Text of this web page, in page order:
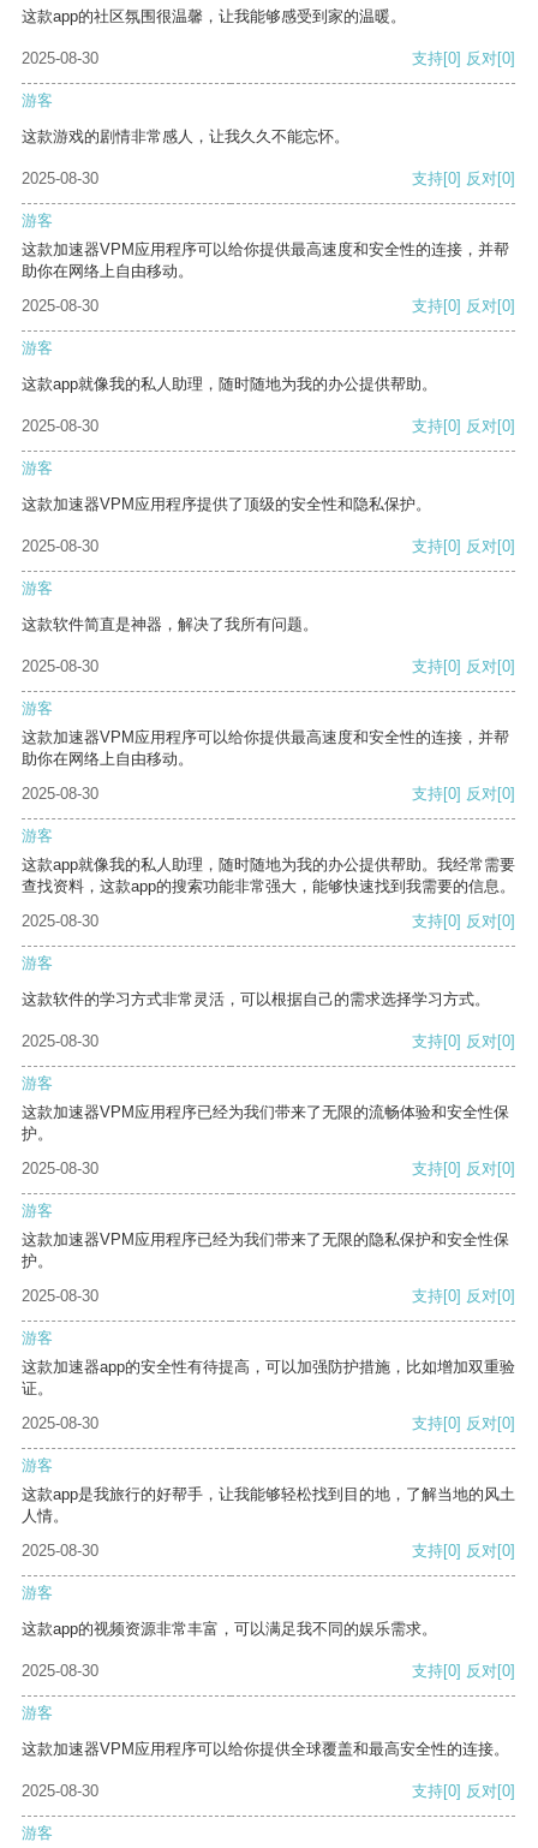
这款app的社区氛围很温馨，让我能够感受到家的温暖。
2025-08-30 支持[0] 反对[0]
游客
这款游戏的剧情非常感人，让我久久不能忘怀。
2025-08-30 支持[0] 反对[0]
游客
这款加速器VPM应用程序可以给你提供最高速度和安全性的连接，并帮
助你在网络上自由移动。
2025-08-30
支持[0] 反对[0]
游客
这款app就像我的私人助理，随时随地为我的办公提供帮助。
2025-08-30 支持[0] 反对[0]
游客
这款加速器VPM应用程序提供了顶级的安全性和隐私保护。
2025-08-30 支持[0] 反对[0]
游客
这款软件简直是神器，解决了我所有问题。
2025-08-30 支持[0] 反对[0]
游客
这款加速器VPM应用程序可以给你提供最高速度和安全性的连接，并帮
助你在网络上自由移动。
2025-08-30
支持[0] 反对[0]
游客
这款app就像我的私人助理，随时随地为我的办公提供帮助。我经常需要
查找资料，这款app的搜索功能非常强大，能够快速找到我需要的信息。
2025-08-30
支持[0] 反对[0]
游客
这款软件的学习方式非常灵活，可以根据自己的需求选择学习方式。
2025-08-30 支持[0] 反对[0]
游客
这款加速器VPM应用程序已经为我们带来了无限的流畅体验和安全性保
护。
2025-08-30
支持[0] 反对[0]
游客
这款加速器VPM应用程序已经为我们带来了无限的隐私保护和安全性保
护。
2025-08-30
支持[0] 反对[0]
游客
这款加速器app的安全性有待提高，可以加强防护措施，比如增加双重验
证。
2025-08-30
支持[0] 反对[0]
游客
这款app是我旅行的好帮手，让我能够轻松找到目的地，了解当地的风土
人情。
2025-08-30
支持[0] 反对[0]
游客
这款app的视频资源非常丰富，可以满足我不同的娱乐需求。
2025-08-30 支持[0] 反对[0]
游客
这款加速器VPM应用程序可以给你提供全球覆盖和最高安全性的连接。
2025-08-30 支持[0] 反对[0]
游客